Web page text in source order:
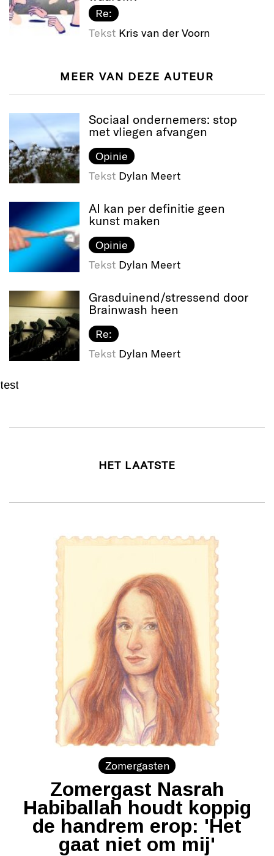
Re:
Tekst Kris van der Voorn
MEER VAN DEZE AUTEUR
Sociaal ondernemers: stop
met vliegen afvangen
Opinie
Tekst Dylan Meert
AI kan per definitie geen
kunst maken
Opinie
Tekst Dylan Meert
Grasduinend/​stressend door
Brainwash heen
Re:
Tekst Dylan Meert
test
HET LAATSTE
Zomergasten
Zomergast Nasrah
Habiballah houdt koppig
de handrem erop: 'Het
gaat niet om mij'